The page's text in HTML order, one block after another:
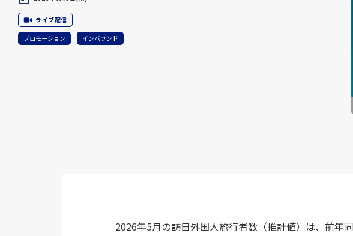
ライブ配信
プロモーション インバウンド
2026年5月の訪日外国人旅行者数（推計値）は、前年